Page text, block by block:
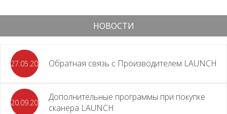
НОВОСТИ
27.05.2026 Обратная связь с Производителем LAUNCH
20.09.2025
Дополнительные программы при покупке
сканера LAUNCH